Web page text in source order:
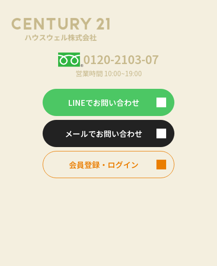
0120-2103-07
営業時間 10:00~19:00
LINEでお問い合わせ
メールでお問い合わせ
会員登録・ログイン